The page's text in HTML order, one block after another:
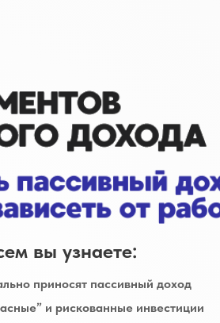
приносят пассивный доход
и рискованные инвестиции
вы узнаете: